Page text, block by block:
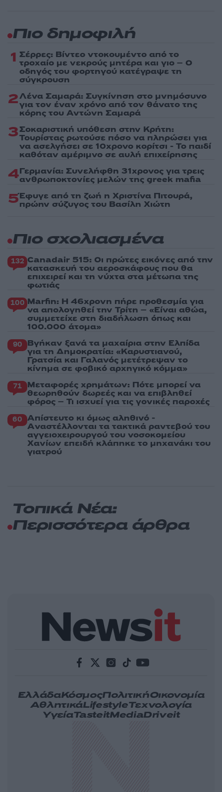
Πιο δημοφιλή
1 Σέρρες: Βίντεο ντοκουμέντο από το
τροχαίο με νεκρούς μητέρα και γιο – Ο
οδηγός του φορτηγού κατέγραψε τη
σύγκρουση
2Λένα Σαμαρά: Συγκίνηση στο μνημόσυνο
για τον έναν χρόνο από τον θάνατο της
κόρης του Αντώνη Σαμαρά
3Σοκαριστική υπόθεση στην Κρήτη:
Τουρίστας ρωτούσε πόσο να πληρώσει για
να ασελγήσει σε 10χρονο κορίτσι - Το παιδί
καθόταν αμέριμνο σε αυλή επιχείρησης
4Γερμανία: Συνελήφθη 31χρονος για τρεις
ανθρωποκτονίες μελών της greek mafia
5Έφυγε από τη ζωή η Χριστίνα Πιτουρά,
πρώην σύζυγος του Βασίλη Χιώτη
Πιο σχολιασμένα
132 Canadair 515: Οι πρώτες εικόνες από την
κατασκευή του αεροσκάφους που θα
επιχειρεί και τη νύχτα στα μέτωπα της
φωτιάς
100 Marfin: Η 46χρονη πήρε προθεσμία για
να απολογηθεί την Τρίτη – «Είναι αθώα,
συμμετείχε στη διαδήλωση όπως και
100.000 άτομα»
90 Βγήκαν ξανά τα μαχαίρια στην Ελπίδα
για τη Δημοκρατία: «Καρυστιανού,
Γρατσία και Γαλανός μετέτρεψαν το
κίνημα σε φοβικό αρχηγικό κόμμα»
71 Μεταφορές χρημάτων: Πότε μπορεί να
θεωρηθούν δωρεές και να επιβληθεί
φόρος – Τι ισχυεί για τις γονικές παροχές
60 Απίστευτο κι όμως αληθινό -
Aναστέλλονται τα τακτικά ραντεβού του
αγγειοχειρουργού του νοσοκομείου
Χανίων επειδή κλάπηκε το μηχανάκι του
γιατρού
Τοπικά Νέα:
Περισσότερα άρθρα
ΕλλάδαΚόσμοςΠολιτικήΟικονομία
ΑθλητικάLifestyleΤεχνολογία
ΥγείαTasteitMediaDriveit